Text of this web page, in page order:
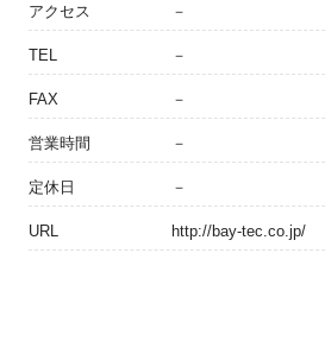
アクセス －
TEL －
FAX －
営業時間 －
定休日 －
URL http://bay-tec.co.jp/